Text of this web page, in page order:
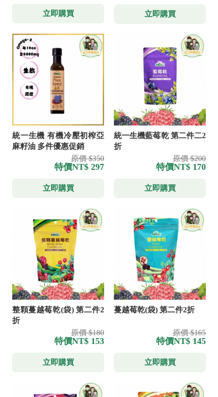
立即購買 立即購買
統一生機 有機冷壓初榨亞
麻籽油 多件優惠促銷
原價 $350
特價NT$ 297
立即購買
統一生機藍莓乾 第二件二2
折
原價 $200
特價NT$ 170
立即購買
整顆蔓越莓乾(袋) 第二件2
折
原價 $180
特價NT$ 153
立即購買
蔓越莓乾(袋) 第二件2折
原價 $165
特價NT$ 145
立即購買